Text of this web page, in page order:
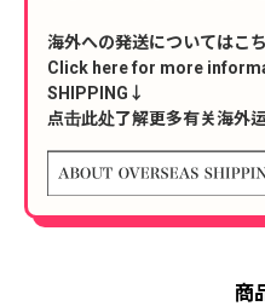
海外への発送についてはこ
Click here for more
SHIPPING↓
点击此处了解更多有关海外
商